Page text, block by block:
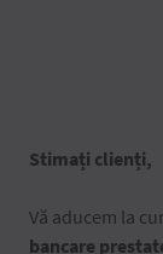
Stimați clienți,
Vă aducem la
bancare